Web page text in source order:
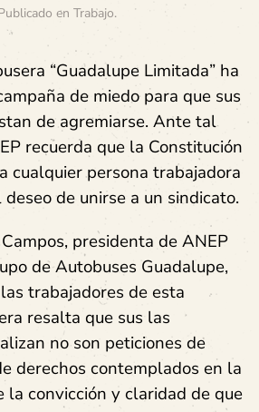
en Trabajo.
“Guadalupe Limitada” ha
de miedo para que sus
de agremiarse. Ante tal
recuerda que la Constitución
cualquier persona trabajadora
de unirse a un sindicato.
presidenta de ANEP
de Autobuses Guadalupe,
trabajadores de esta
resalta que sus las
no son peticiones de
derechos contemplados en la
la convicción y claridad de que